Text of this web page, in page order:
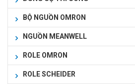
BỘ NGUỒN OMRON
NGUỒN MEANWELL
ROLE OMRON
ROLE SCHEIDER